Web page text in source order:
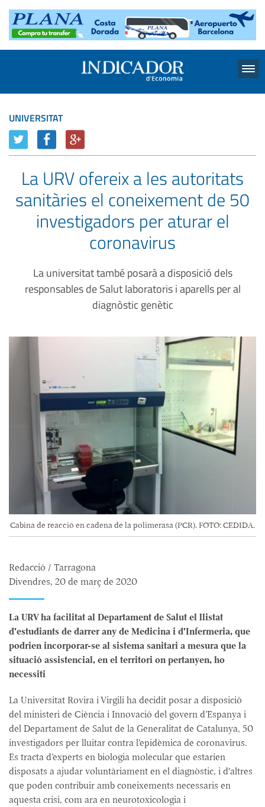
UNIVERSITAT
La URV ofereix a les autoritats
sanitàries el coneixement de 50
investigadors per aturar el
coronavirus
La universitat també posarà a disposició dels
responsables de Salut laboratoris i aparells per al
diagnòstic genètic
Cabina de reacció en cadena de la polimerasa (PCR). FOTO: CEDIDA.
Redacció / Tarragona
Divendres, 20 de març de 2020
La URV ha facilitat al Departament de Salut el llistat
d'estudiants de darrer any de Medicina i d'Infermeria, que
podrien incorporar-se al sistema sanitari a mesura que la
situació assistencial, en el territori on pertanyen, ho
necessiti
La Universitat Rovira i Virgili ha decidit posar a disposició
del ministeri de Ciència i Innovació del govern d’Espanya i
del Departament de Salut de la Generalitat de Catalunya, 50
investigadors per lluitar contra l’epidèmica de coronavirus.
Es tracta d’experts en biologia molecular que estarien
disposats a ajudar voluntàriament en el diagnòstic, i d'altres
que poden contribuir amb coneixements necessaris en
aquesta crisi, com ara en neurotoxicologia i